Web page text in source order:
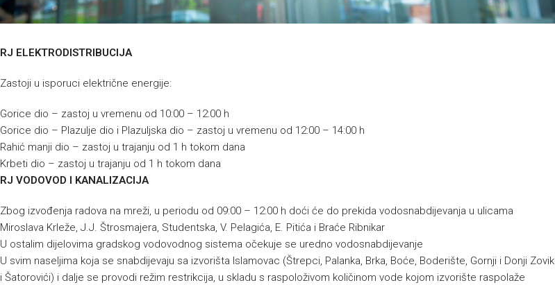
RJ ELEKTRODISTRIBUCIJA
Zastoji u isporuci električne energije:
Gorice dio – zastoj u vremenu od 10:00 – 12:00 h
Gorice dio – Plazulje dio i Plazuljska dio – zastoj u vremenu od 12:00 – 14:00 h
Rahić manji dio – zastoj u trajanju od 1 h tokom dana
Krbeti dio – zastoj u trajanju od 1 h tokom dana
RJ VODOVOD I KANALIZACIJA
Zbog izvođenja radova na mreži, u periodu od 09:00 – 12:00 h doći će do prekida vodosnabdijevanja u ulicama
Miroslava Krleže, J.J. Štrosmajera, Studentska, V. Pelagića, E. Pitića i Braće Ribnikar
U ostalim dijelovima gradskog vodovodnog sistema očekuje se uredno vodosnabdijevanje
U svim naseljima koja se snabdijevaju sa izvorišta Islamovac (Štrepci, Palanka, Brka, Boće, Boderište, Gornji i Donji Zovik
i Šatorovići) i dalje se provodi režim restrikcija, u skladu s raspoloživom količinom vode kojom izvorište raspolaže